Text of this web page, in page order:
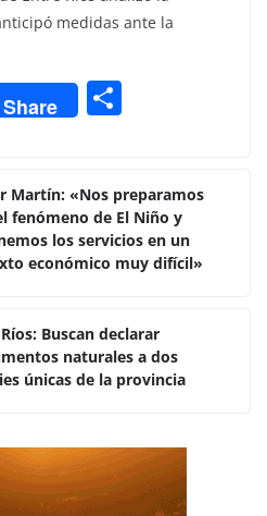
medidas ante la
Share
p
ar
tir
Martín: «Nos preparamos
fenómeno de El Niño y
los servicios en un
económico muy difícil»
Buscan declarar
naturales a dos
únicas de la provincia